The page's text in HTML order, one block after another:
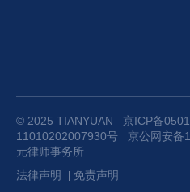
© 2025 TIANYUAN 京ICP备
11010202007930号
京公网安备
元律师事务所
法律声明
免责声明